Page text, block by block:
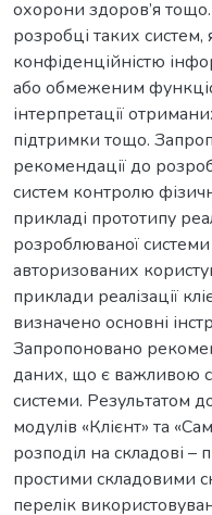
охорони здоров’я
розробці таких систем,
конфіденційністю
або обмеженим
інтерпретації
підтримки тощо.
рекомендації до
систем контролю
прикладі прототипу
розроблюваної
авторизованих
приклади реалізації
визначено основні
Запропоновано
даних, що є важливою
системи. Результатом
модулів «Клієнт» та
розподіл на складові –
простими складовими
перелік